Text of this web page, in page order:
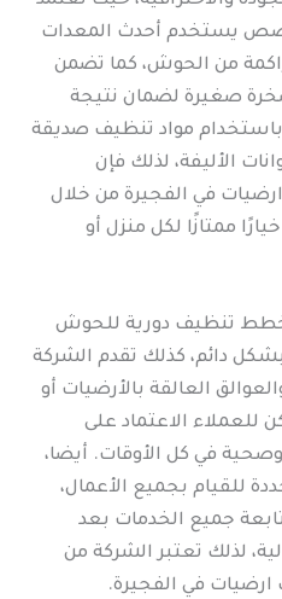
يستخدم أحدث المعدات
من الحوش، كما تضمن
صغيرة لضمان نتيجة
باستخدام مواد تنظيف صديقة
الأليفة، لذلك فإن
في الفجيرة من خلال
ممتازًا لكل منزل أو
خطط تنظيف دورية للحوش
دائم، كذلك تقدم الشركة
العالقة بالأرضيات أو
للعملاء الاعتماد على
في كل الأوقات. أيضا،
للقيام بجميع الأعمال،
جميع الخدمات بعد
لذلك تعتبر الشركة من
في الفجيرة.